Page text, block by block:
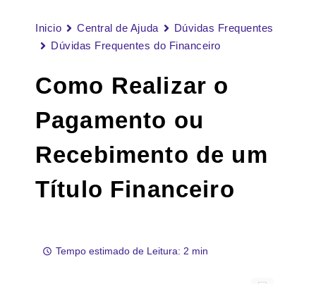
Inicio Central de Ajuda
Dúvidas Frequentes
Dúvidas Frequentes do Financeiro
Como Realizar o
Pagamento ou
Recebimento de um
Título Financeiro
Tempo estimado de Leitura: 2 min